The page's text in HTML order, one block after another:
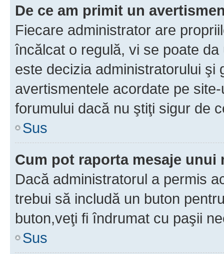
De ce am primit un
Fiecare administrator are
încălcat o regulă, vi se poate
este decizia administratorului şi
avertismentele acordate pe
forumului dacă nu ştiţi sigur de
Sus
Cum pot raporta mesaje unui
Dacă administratorul a permis
trebui să includă un buton
buton,veţi fi îndrumat cu paşii
Sus